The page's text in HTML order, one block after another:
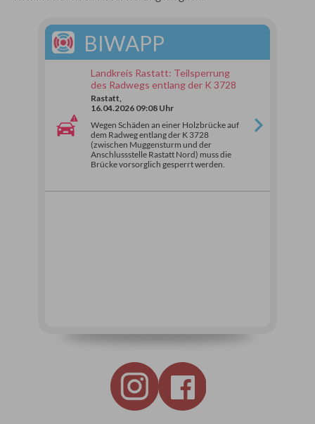
BIWAPP
Landkreis Rastatt: Teilsperrung
des Radwegs entlang der K 3728
Rastatt,
16.04.2026 09:08 Uhr
Wegen Schäden an einer Holzbrücke auf
dem Radweg entlang der K 3728
(zwischen Muggensturm und der
Anschlussstelle Rastatt Nord) muss die
Brücke vorsorglich gesperrt werden.